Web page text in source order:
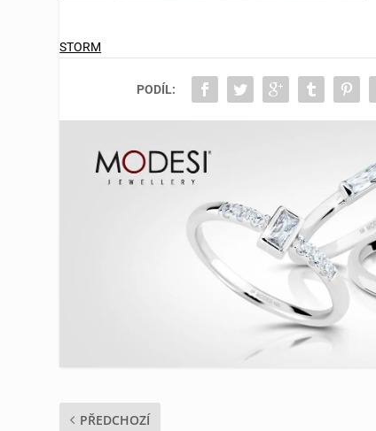
STORM
PODÍL:
PŘEDCHOZÍ